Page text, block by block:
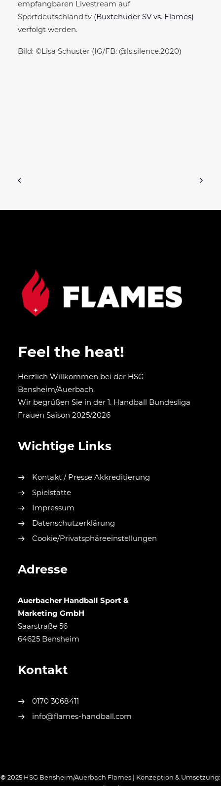
empfangbaren Livestream auf
Sportdeutschland.tv (Buxtehuder SV vs. Flames)
verfolgt werden.
Bild: ©Lisa Schuster (IG/FB: @ls.silence.2020)
Feel the heat!
Herzlich Willkommen bei der HSG
Bensheim/Auerbach.
Wir begrüßen Sie in der 1. Handball Bundesliga
Frauen Saison 2025/2026
Wichtige Links
Kontakt / Presse Akkreditierung
Spielstätte
Impressum
Datenschutzerklärung
Cookie/Privatsphäreeinstellungen
Adresse
Auerbacher Handball Sport &
Marketing GmbH
Saarstraße 56
64625 Bensheim
Kontakt
0170 3068411
info@flames-handball.com
© 2025 HSG Bensheim/Auerbach Flames | Konzeption & Umsetzung: